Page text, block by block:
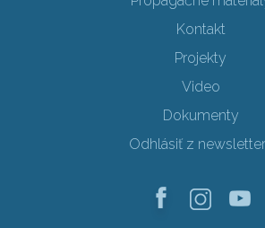
Kontakt
Projekty
Video
Dokumenty
Odhlásiť z